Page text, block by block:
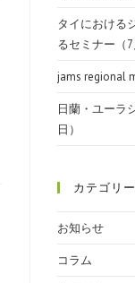
タイにおける
るセミナー（7
jams regional
日蘭・ユーラ
日）
カテゴリー
お知らせ
コラム